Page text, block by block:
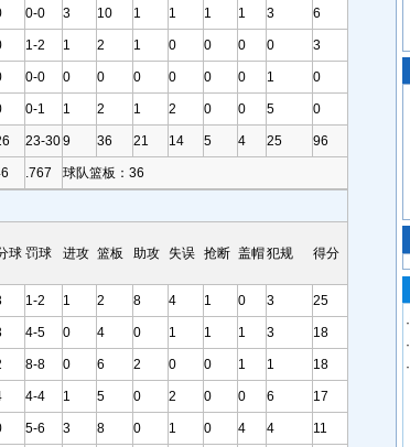
0-0 3 10 1 1 1 1 3 6
1-2 1 2 1 0 0 0 0 3
0-0 0 0 0 0 0 0 1 0
0-1 1 2 1 2 0 0 5 0
23-309 36 21 14 5 4 25 96
.767 球队篮板：36
球 罚球 进攻 篮板 助攻 失误 抢断 盖帽犯规 得分
1-2 1 2 8 4 1 0 3 25
4-5 0 4 0 1 1 1 3 18
8-8 0 6 2 0 0 1 1 18
4-4 1 5 0 2 0 0 6 17
5-6 3 8 0 1 0 4 4 11
·
·
·